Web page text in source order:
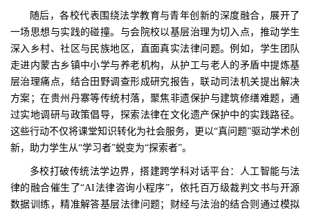
随后，各校代表围绕法学教育与青年创新的深度融合，展开了
一场思想与实践的碰撞。与会院校以基层治理为切入点，推动学生
深入乡村、社区与民族地区，直面真实法律问题。例如，学生团队
走进内蒙古乡镇中小学与养老机构，从护工与老人的矛盾中提炼基
层治理痛点，结合田野调查形成研究报告，联动司法机关提出解决
方案；在贵州丹寨等传统村落，聚焦非遗保护与建筑修缮难题，通
过实地调研与政策倡导，探索法律在文化遗产保护中的实践路径。
这些行动不仅将课堂知识转化为社会服务，更以“真问题”驱动学术创
新，助力学生从“学习者”蜕变为“探索者”。
多校打破传统法学边界，搭建跨学科对话平台：人工智能与法
律的融合催生了“AI法律咨询小程序”，依托百万级裁判文书与开源
数据训练，精准解答基层法律问题；财经与法治的结合则通过模拟